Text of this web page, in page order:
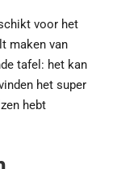
voor het
maken van
tafel: het kan
het super
hebt